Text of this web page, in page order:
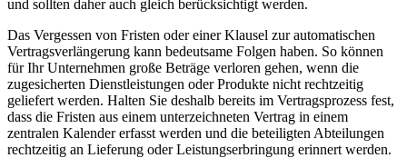
und sollten daher auch gleich berücksichtigt werden.
Das Vergessen von Fristen oder einer Klausel zur automatischen
Vertragsverlängerung kann bedeutsame Folgen haben. So können
für Ihr Unternehmen große Beträge verloren gehen, wenn die
zugesicherten Dienstleistungen oder Produkte nicht rechtzeitig
geliefert werden. Halten Sie deshalb bereits im Vertragsprozess fest,
dass die Fristen aus einem unterzeichneten Vertrag in einem
zentralen Kalender erfasst werden und die beteiligten Abteilungen
rechtzeitig an Lieferung oder Leistungserbringung erinnert werden.